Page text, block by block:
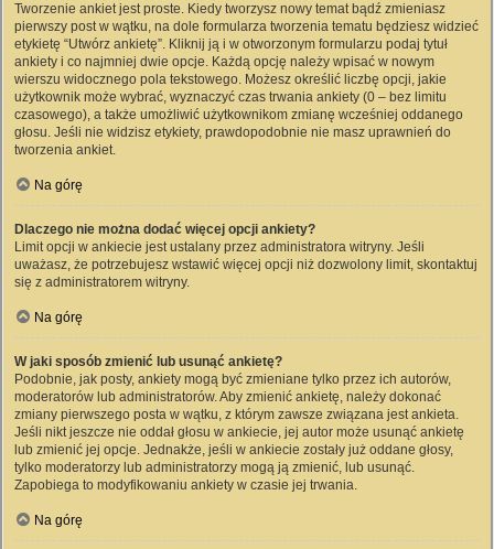
Tworzenie ankiet jest proste. Kiedy tworzysz nowy temat bądź zmieniasz
pierwszy post w wątku, na dole formularza tworzenia tematu będziesz widzieć
etykietę “Utwórz ankietę”. Kliknij ją i w otworzonym formularzu podaj tytuł
ankiety i co najmniej dwie opcje. Każdą opcję należy wpisać w nowym
wierszu widocznego pola tekstowego. Możesz określić liczbę opcji, jakie
użytkownik może wybrać, wyznaczyć czas trwania ankiety (0 – bez limitu
czasowego), a także umożliwić użytkownikom zmianę wcześniej oddanego
głosu. Jeśli nie widzisz etykiety, prawdopodobnie nie masz uprawnień do
tworzenia ankiet.
Na górę
Dlaczego nie można dodać więcej opcji ankiety?
Limit opcji w ankiecie jest ustalany przez administratora witryny. Jeśli
uważasz, że potrzebujesz wstawić więcej opcji niż dozwolony limit, skontaktuj
się z administratorem witryny.
Na górę
W jaki sposób zmienić lub usunąć ankietę?
Podobnie, jak posty, ankiety mogą być zmieniane tylko przez ich autorów,
moderatorów lub administratorów. Aby zmienić ankietę, należy dokonać
zmiany pierwszego posta w wątku, z którym zawsze związana jest ankieta.
Jeśli nikt jeszcze nie oddał głosu w ankiecie, jej autor może usunąć ankietę
lub zmienić jej opcje. Jednakże, jeśli w ankiecie zostały już oddane głosy,
tylko moderatorzy lub administratorzy mogą ją zmienić, lub usunąć.
Zapobiega to modyfikowaniu ankiety w czasie jej trwania.
Na górę